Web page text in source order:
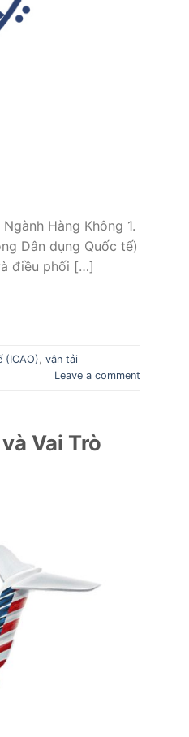
Hàng Không 1.
Dân dụng Quốc tế)
điều phối […]
(ICAO)
vận tải
Leave a comment
Vai Trò